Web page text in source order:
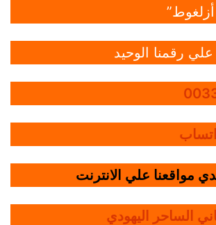
أزلغوط”
علي رقمنا الوحيد
مواقعنا علي الانترنت
الساحر اليهودي